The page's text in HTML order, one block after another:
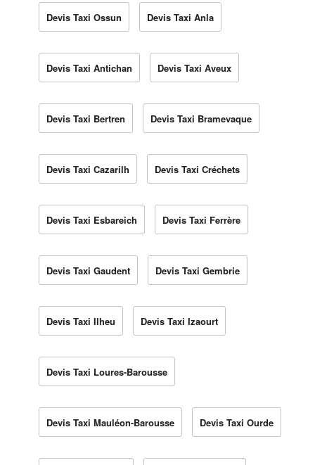
Devis Taxi Ossun Devis Taxi Anla
Devis Taxi Antichan Devis Taxi Aveux
Devis Taxi Bertren Devis Taxi Bramevaque
Devis Taxi Cazarilh Devis Taxi Créchets
Devis Taxi Esbareich Devis Taxi Ferrère
Devis Taxi Gaudent Devis Taxi Gembrie
Devis Taxi Ilheu Devis Taxi Izaourt
Devis Taxi Loures-Barousse
Devis Taxi Mauléon-Barousse Devis Taxi Ourde